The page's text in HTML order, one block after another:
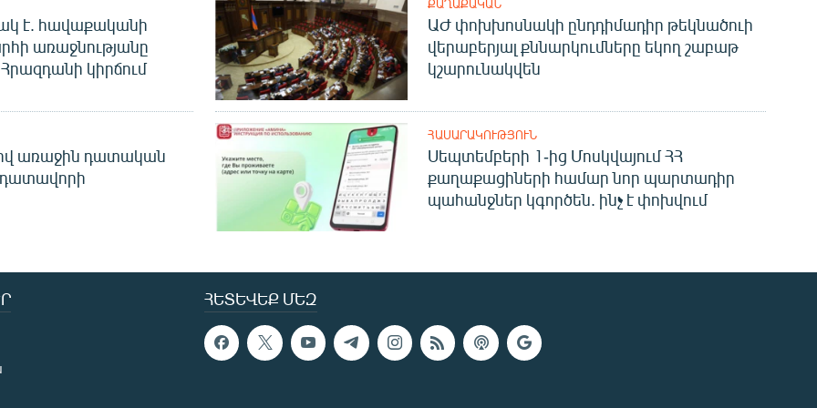
է. հավաքականի
առաջնությանը
կիրճում
ՔԱՂԱՔԱԿԱՆ
ԱԺ փոխխոսնակի ընդդիմադիր թեկնածուի
վերաբերյալ քննարկումները եկող շաբաթ
կշարունակվեն
առաջին դատական
ՀԱՍԱՐԱԿՈՒԹՅՈՒՆ
Սեպտեմբերի 1-ից Մոսկվայում ՀՀ
քաղաքացիների համար նոր պարտադիր
պահանջներ կգործեն. ինչ է փոխվում
ՀԵՏԵՎԵՔ ՄԵԶ